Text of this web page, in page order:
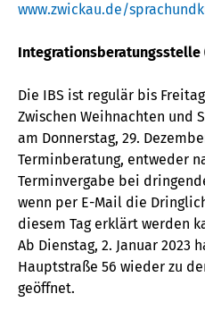
www.zwickau.de/
Integrationsberatungsstelle
Die IBS ist regulär bis
Zwischen Weihnachten und
am Donnerstag, 29.
Terminberatung, entweder
Terminvergabe bei
wenn per E-Mail die
diesem Tag erklärt werden
Ab Dienstag, 2. Januar 2023
Hauptstraße 56 wieder zu
geöffnet.